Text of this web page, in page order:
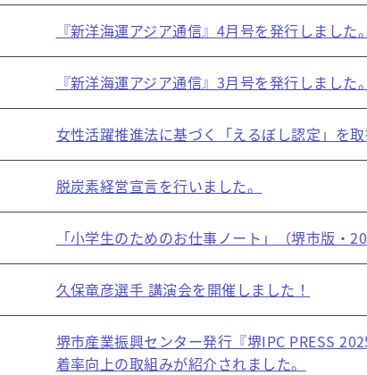
『新洋海運アジア通信』4月号を発行しました。
『新洋海運アジア通信』3月号を発行しました。
女性活躍推進法に基づく「えるぼし認定」を取
脱炭素経営宣言を行いました。
「小学生のためのお仕事ノート」（堺市版・
久保竜彦選手 講演会を開催しました！
堺市産業振興センター発行『堺IPC PRESS
着率向上の取組みが紹介されました。